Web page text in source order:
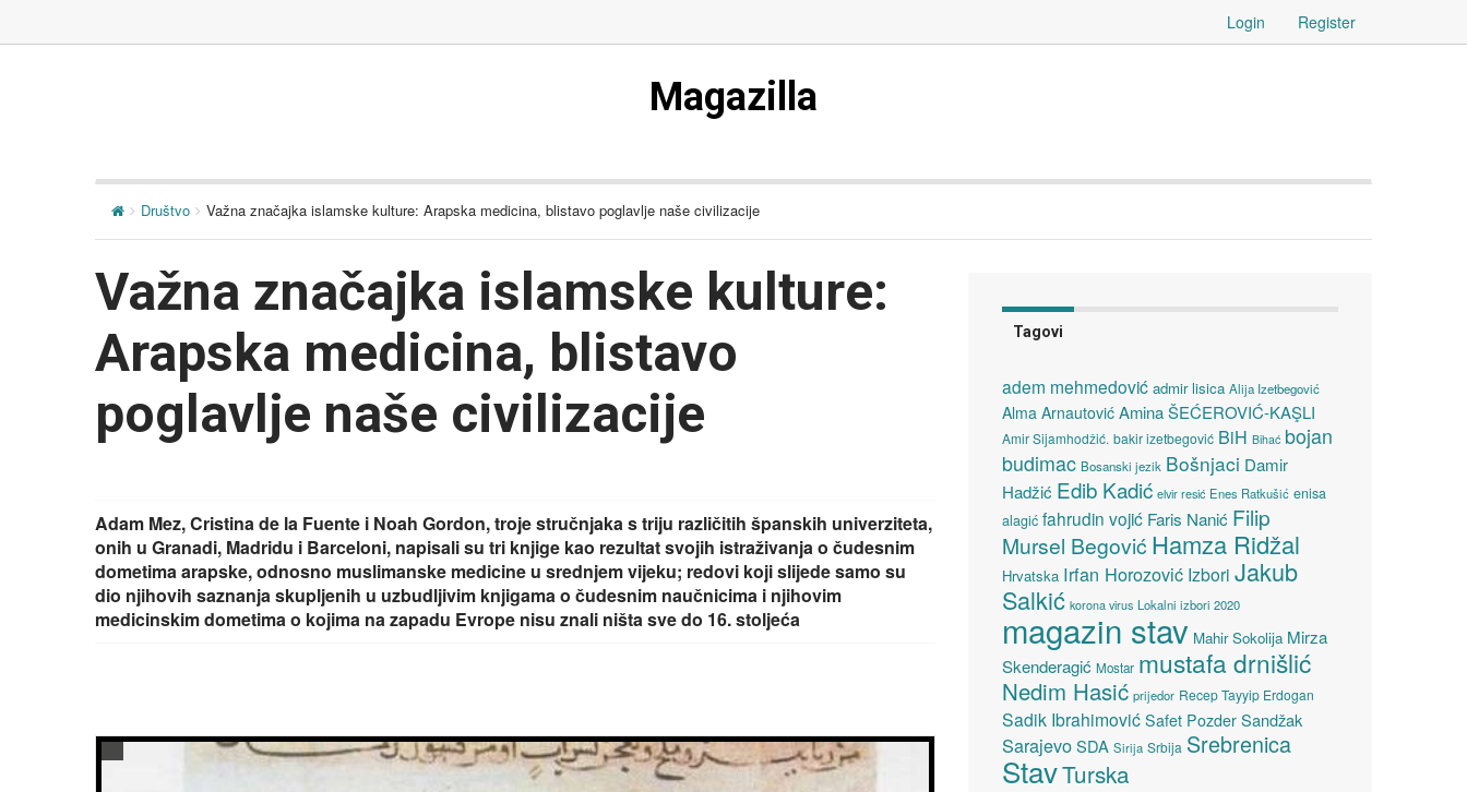
Login Register
Magazilla
Društvo Važna značajka islamske kulture: Arapska medicina, blistavo poglavlje naše civilizacije
Važna značajka islamske kulture:
Arapska medicina, blistavo
poglavlje naše civilizacije
Adam Mez, Cristina de la Fuente i Noah Gordon, troje stručnjaka s triju različitih španskih univerziteta,
onih u Granadi, Madridu i Barceloni, napisali su tri knjige kao rezultat svojih istraživanja o čudesnim
dometima arapske, odnosno muslimanske medicine u srednjem vijeku; redovi koji slijede samo su
dio njihovih saznanja skupljenih u uzbudljivim knjigama o čudesnim naučnicima i njihovim
medicinskim dometima o kojima na zapadu Evrope nisu znali ništa sve do 16. stoljeća
Tagovi
adem mehmedović admir lisica Alija Izetbegović
Alma Arnautović Amina ŠEĆEROVIĆ-KAŞLI
Amir Sijamhodžić. bakir izetbegović BiH Bihać bojan
budimac Bosanski jezik Bošnjaci Damir
Hadžić Edib Kadić elvir resić Enes Ratkušić enisa
alagić fahrudin vojić Faris Nanić Filip
Mursel Begović Hamza Ridžal
Hrvatska Irfan Horozović Izbori Jakub
Salkić korona virus Lokalni izbori 2020
magazin stav Mahir Sokolija Mirza
Skenderagić Mostar mustafa drnišlić
Nedim Hasić prijedor Recep Tayyip Erdogan
Sadik Ibrahimović Safet Pozder Sandžak
SarajevoSDA Sirija Srbija Srebrenica
StavTurska